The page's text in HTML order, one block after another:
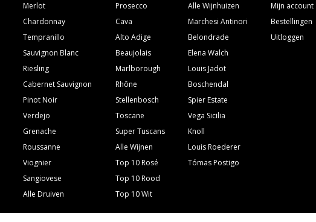
Merlot
Chardonnay
Tempranillo
Sauvignon Blanc
Riesling
Cabernet Sauvignon
Pinot Noir
Verdejo
Grenache
Roussanne
Viognier
Sangiovese
Alle Druiven
Prosecco
Cava
Alto Adige
Beaujolais
Marlborough
Rhône
Stellenbosch
Toscane
Super Tuscans
Alle Wijnen
Top 10 Rosé
Top 10 Rood
Top 10 Wit
Alle Wijnhuizen
Marchesi Antinori
Belondrade
Elena Walch
Louis Jadot
Boschendal
Spier Estate
Vega Sicilia
Knoll
Louis Roederer
Tómas Postigo
Mijn account
Bestellingen
Uitloggen